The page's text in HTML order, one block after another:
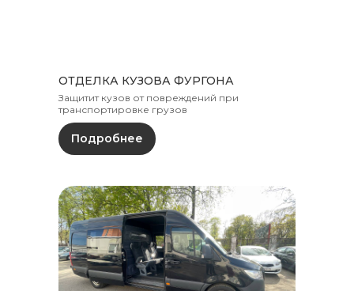
Защитит кузов от повреждений при
транспортировке грузов
ОТДЕЛКА КУЗОВА ФУРГОНА
Подробнее